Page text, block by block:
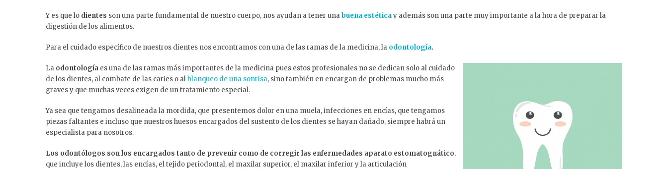
Y es que lo dientes son una parte fundamental de nuestro cuerpo, nos ayudan a tener unabuena estéticay además son una parte muy importante a la hora de preparar la
digestión de los alimentos.
Para el cuidado específico de nuestros dientes nos encontramos con una de las ramas de la medicina, la odontología.
La odontología es una de las ramas más importantes de la medicina pues estos profesionales no se dedican solo al cuidado
de los dientes, al combate de las caries o alblanqueo de una sonrisa, sino también en encargan de problemas mucho más
graves y que muchas veces exigen de un tratamiento especial.
Ya sea que tengamos desalineada la mordida, que presentemos dolor en una muela, infecciones en encías, que tengamos
piezas faltantes e incluso que nuestros huesos encargados del sustento de los dientes se hayan dañado, siempre habrá un
especialista para nosotros.
Los odontólogos son los encargados tanto de prevenir como de corregir las enfermedades aparato estomatognático,
que incluye los dientes, las encías, el tejido periodontal, el maxilar superior, el maxilar inferior y la articulación